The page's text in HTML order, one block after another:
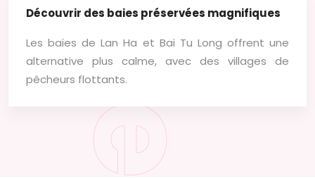
Découvrir des baies préservées magnifiques
Les baies de Lan Ha et Bai Tu Long offrent une
alternative plus calme, avec des villages de
pêcheurs flottants.